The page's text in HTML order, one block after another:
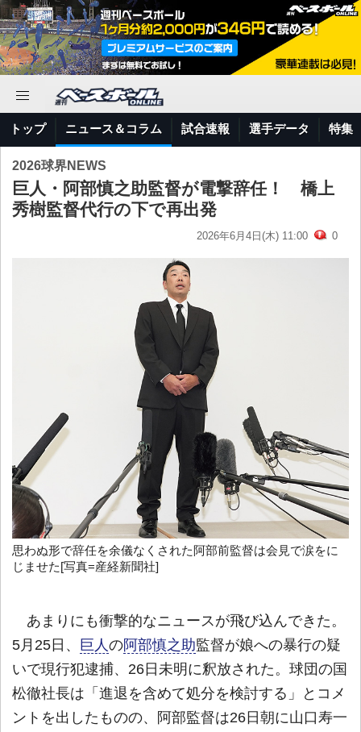
トップ ニュース＆コラム 試合速報 選手データ 特集
2026球界NEWS
巨人・阿部慎之助監督が電撃辞任！ 橋上
秀樹監督代行の下で再出発
2026年6月4日(木) 11:00 0
思わぬ形で辞任を余儀なくされた阿部前監督は会見で涙をに
じませた[写真=産経新聞社]
あまりにも衝撃的なニュースが飛び込んできた。
5月25日、 巨人 の阿部慎之助監督が娘への暴行の疑
いで現行犯逮捕、26日未明に釈放された。球団の国
松徹社長は「進退を含めて処分を検討する」とコメ
ントを出したものの、阿部監督は26日朝に山口寿一